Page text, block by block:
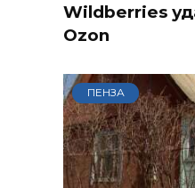
Wildberries
Ozon
ПЕНЗА